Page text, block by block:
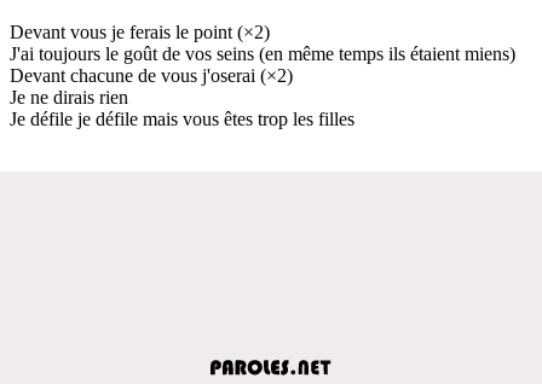
Devant vous je ferais le point (×2)
J'ai toujours le goût de vos seins (en même temps ils étaient miens)
Devant chacune de vous j'oserai (×2)
Je ne dirais rien
Je défile je défile mais vous êtes trop les filles